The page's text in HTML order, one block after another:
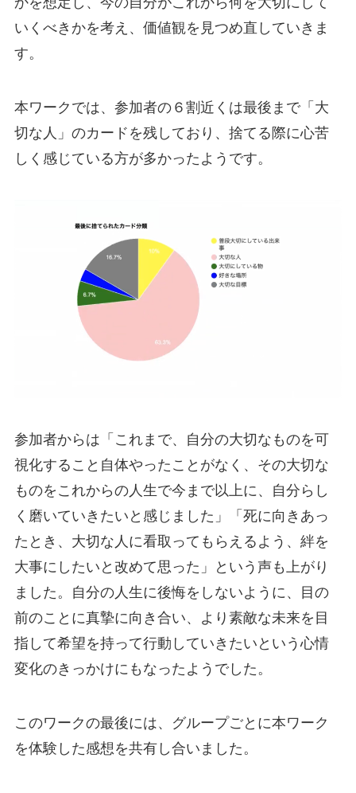
いくべきかを考え、価値観を見つめ直していきま
す。
本ワークでは、参加者の６割近くは最後まで「大
切な人」のカードを残しており、捨てる際に心苦
しく感じている方が多かったようです。
参加者からは「これまで、自分の大切なものを可
視化すること自体やったことがなく、その大切な
ものをこれからの人生で今まで以上に、自分らし
く磨いていきたいと感じました」「死に向きあっ
たとき、大切な人に看取ってもらえるよう、絆を
大事にしたいと改めて思った」という声も上がり
ました。自分の人生に後悔をしないように、目の
前のことに真摯に向き合い、より素敵な未来を目
指して希望を持って行動していきたいという心情
変化のきっかけにもなったようでした。
このワークの最後には、グループごとに本ワーク
を体験した感想を共有し合いました。